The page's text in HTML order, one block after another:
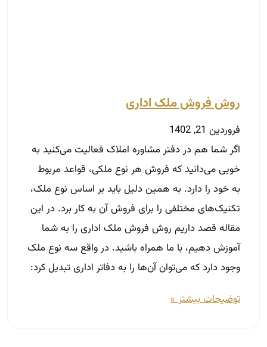
روش فروش ملک اداری
فروردین 21, 1402
اگر شما هم در دفتر مشاوره املاک فعالیت می‌کنید به
خوبی می‌دانید که فروش هر نوع ملکی، قواعد مربوط
به خود را دارد. به همین دلیل باید بر اساس نوع ملک،
تکنیک‌های مختلفی را برای فروش آن به کار برد. در این
مقاله قصد داریم روش فروش ملک اداری را به شما
آموزش دهیم، با ما همراه باشید. در واقع سه نوع ملک
وجود دارد که می‌توان آن‌ها را به دفاتر اداری تبدیل کرد:
توضیحات بیشتر »